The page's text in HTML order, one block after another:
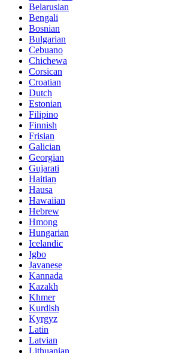
Belarusian
Bengali
Bosnian
Bulgarian
Cebuano
Chichewa
Corsican
Croatian
Dutch
Estonian
Filipino
Finnish
Frisian
Galician
Georgian
Gujarati
Haitian
Hausa
Hawaiian
Hebrew
Hmong
Hungarian
Icelandic
Igbo
Javanese
Kannada
Kazakh
Khmer
Kurdish
Kyrgyz
Latin
Latvian